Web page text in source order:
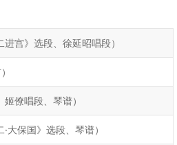
宫》选段、徐延昭唱段）
僚唱段、琴谱）
大保国》选段、琴谱）